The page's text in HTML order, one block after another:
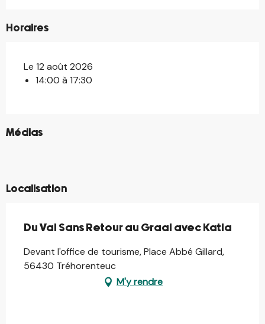
Horaires
Le 12 août 2026
14:00 à 17:30
Médias
©
©
Localisation
Du Val Sans Retour au Graal avec Katia
Devant l'office de tourisme, Place Abbé Gillard,
56430 Tréhorenteuc
M'y rendre